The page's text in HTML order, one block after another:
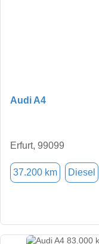
Audi A4
Erfurt, 99099
37.200 km Diesel